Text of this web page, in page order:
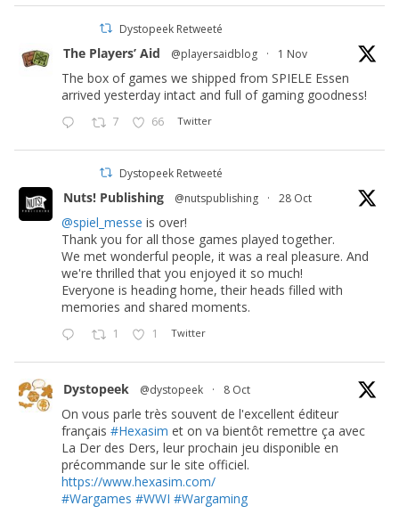
Dystopeek Retweeté
The Players’ Aid @playersaidblog · 1 Nov
The box of games we shipped from SPIELE Essen
arrived yesterday intact and full of gaming goodness!
7 66 Twitter
Dystopeek Retweeté
Nuts! Publishing @nutspublishing · 28 Oct
@spiel_messe is over!
Thank you for all those games played together.
We met wonderful people, it was a real pleasure. And
we're thrilled that you enjoyed it so much!
Everyone is heading home, their heads filled with
memories and shared moments.
1 1 Twitter
Dystopeek @dystopeek · 8 Oct
On vous parle très souvent de l'excellent éditeur
français #Hexasim et on va bientôt remettre ça avec
La Der des Ders, leur prochain jeu disponible en
précommande sur le site officiel.
https://www.hexasim.com/
#Wargames #WWI #Wargaming